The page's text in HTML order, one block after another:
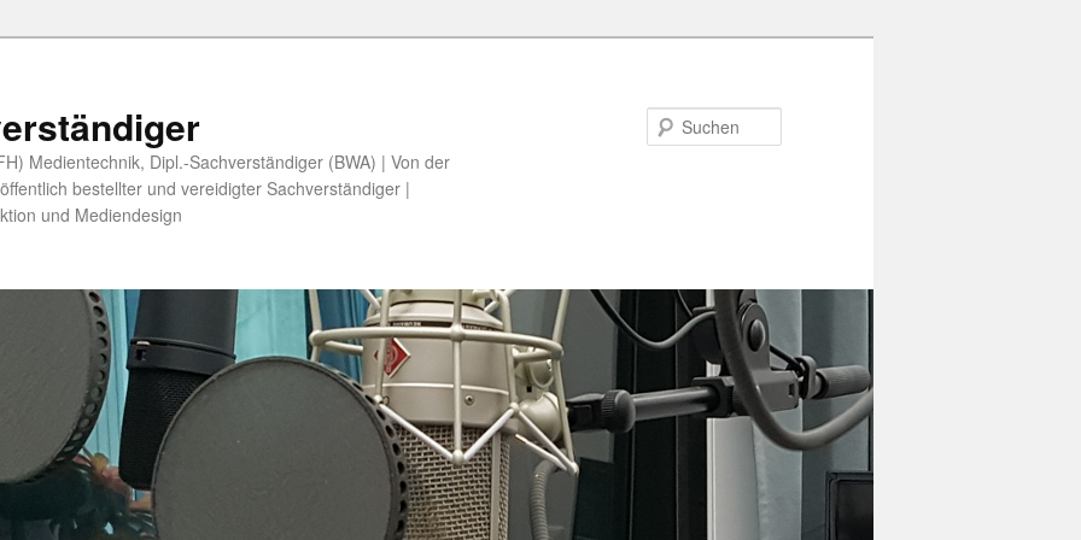
Medientechnik, Dipl.-Sachverständiger (BWA) | Von der
bestellter und vereidigter Sachverständiger |
und Mediendesign